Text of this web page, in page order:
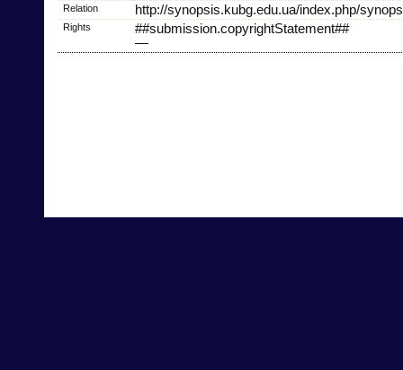
Relation http://synopsis.kubg.edu.ua/index.php/
Rights
##submission.copyrightStatement##
—